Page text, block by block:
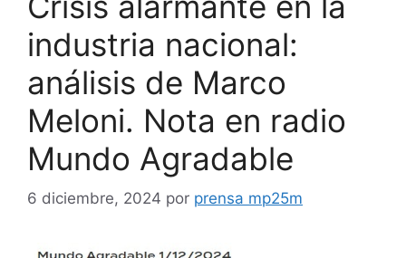
industria nacional:
análisis de Marco
Meloni. Nota en radio
Mundo Agradable
6 diciembre, 2024 por prensa mp25m